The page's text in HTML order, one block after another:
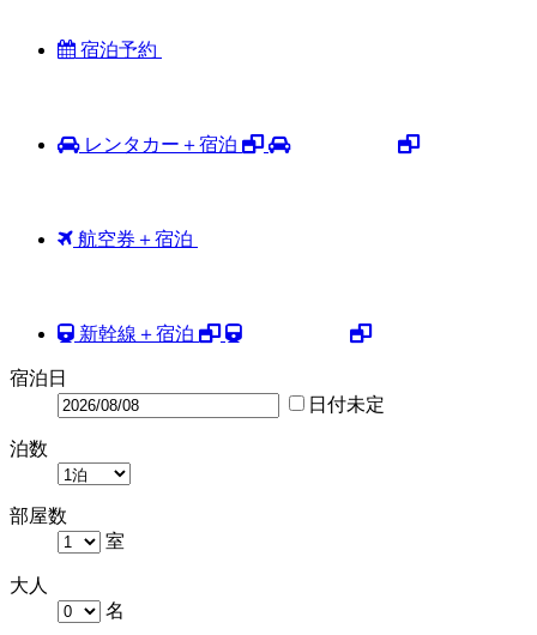
宿泊予約
レンタカー＋宿泊
航空券＋宿泊
新幹線＋宿泊
宿泊日
日付未定
泊数
部屋数
室
大人
名